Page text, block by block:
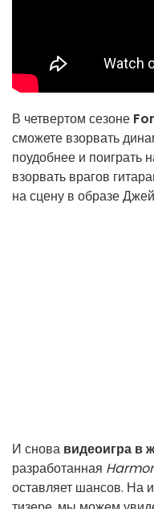
В четвертом сезоне
сможете взорвать
поудобнее и поиграть
взорвать врагов
на сцену в образе
И снова видеоигра в
разработанная
оставляет шансов. На